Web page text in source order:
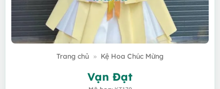
Trang chủ » Kệ Hoa Chúc Mừng
Vạn Đạt